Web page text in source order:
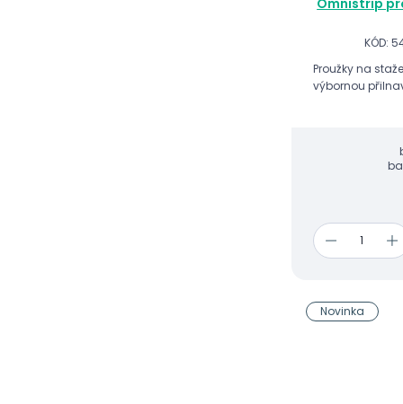
KÓD:
Proužky na
výbornou
Novinka